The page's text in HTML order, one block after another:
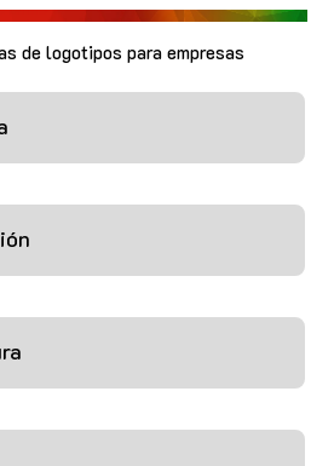
de logotipos para empresas